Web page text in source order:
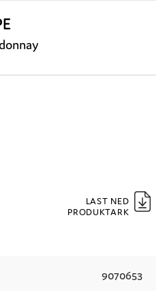
LAST NED
PRODUKTARK
9070653